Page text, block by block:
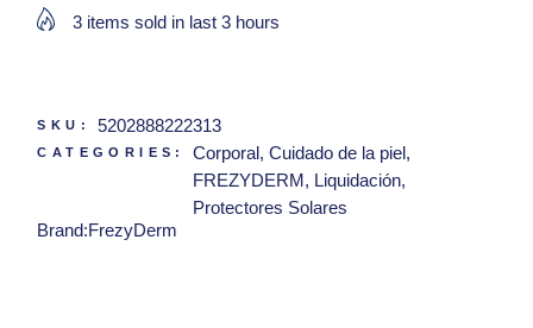
3 items sold in last 3 hours
SKU: 5202888222313
CATEGORIES: Corporal, Cuidado de la piel,
FREZYDERM, Liquidación,
Protectores Solares
Brand:FrezyDerm